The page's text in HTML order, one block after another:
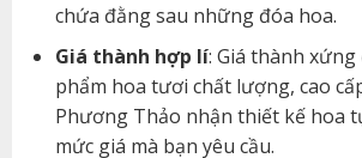
chứa đằng sau những đóa hoa.
Giá thành hợp lí: Giá thành
phẩm hoa tươi chất lượng, cao
Phương Thảo nhận thiết kế hoa
mức giá mà bạn yêu cầu.